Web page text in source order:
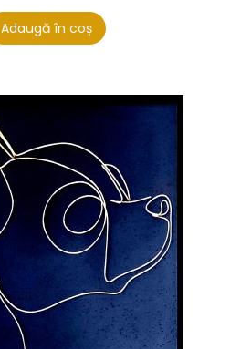
Adaugă în coș